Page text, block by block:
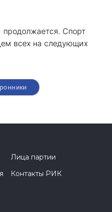
Спорт
всех на следующих
Лица партии
Контакты РИК